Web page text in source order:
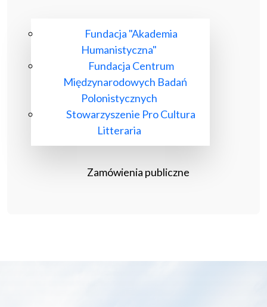
Fundacja "Akademia
Humanistyczna"
Fundacja Centrum
Międzynarodowych Badań
Polonistycznych
Stowarzyszenie Pro Cultura
Litteraria
Zamówienia publiczne